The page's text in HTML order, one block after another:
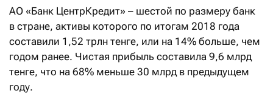
АО «Банк ЦентрКредит» – шестой по размеру банк
в стране, активы которого по итогам 2018 года
составили 1,52 трлн тенге, или на 14% больше, чем
годом ранее. Чистая прибыль составила 9,6 млрд
тенге, что на 68% меньше 30 млрд в предыдущем
году.